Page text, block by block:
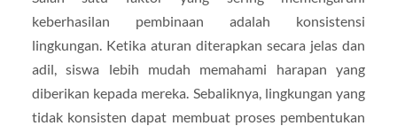
keberhasilan pembinaan adalah konsistensi
lingkungan. Ketika aturan diterapkan secara jelas dan
adil, siswa lebih mudah memahami harapan yang
diberikan kepada mereka. Sebaliknya, lingkungan yang
tidak konsisten dapat membuat proses pembentukan